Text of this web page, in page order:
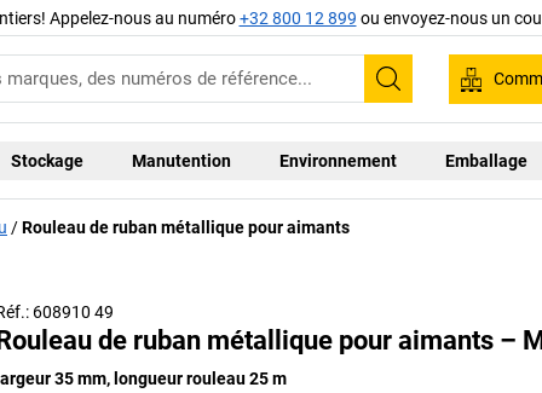
Appelez-nous au numéro+32 800 12 899 ou envoyez-nous un
Recherche
Stockage Manutention Environnement Emballage
Rouleau de ruban métallique pour aimants
608910 49
de ruban métallique pour aimants –
largeur 35 mm, longueur rouleau 25 m